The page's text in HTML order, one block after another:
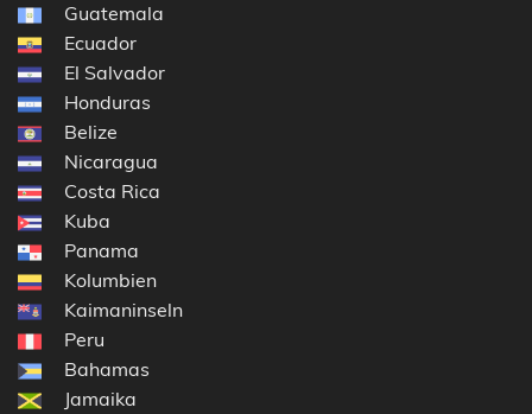
Guatemala
Ecuador
El Salvador
Honduras
Belize
Nicaragua
Costa Rica
Kuba
Panama
Kolumbien
Kaimaninseln
Peru
Bahamas
Jamaika